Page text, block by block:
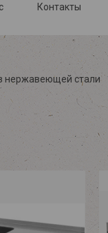
Контакты
нержавеющей стали